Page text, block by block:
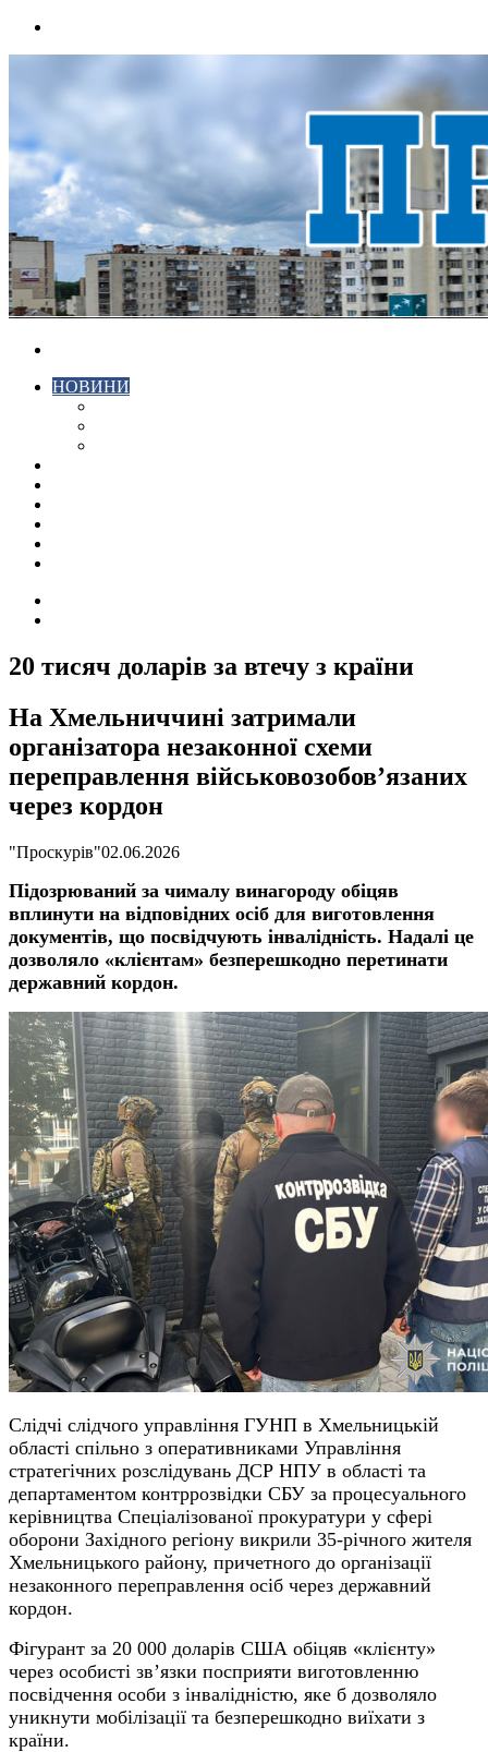
НОВИНИ
20 тисяч доларів за втечу з країни
На Хмельниччині затримали
організатора незаконної схеми
переправлення військовозобов’язаних
через кордон
"Проскурів"02.06.2026
Підозрюваний за чималу винагороду обіцяв
вплинути на відповідних осіб для виготовлення
документів, що посвідчують інвалідність. Надалі це
дозволяло «клієнтам» безперешкодно перетинати
державний кордон.
Слідчі слідчого управління ГУНП в Хмельницькій
області спільно з оперативниками Управління
стратегічних розслідувань ДСР НПУ в області та
департаментом контррозвідки СБУ за процесуального
керівництва Спеціалізованої прокуратури у сфері
оборони Західного регіону викрили 35-річного жителя
Хмельницького району, причетного до організації
незаконного переправлення осіб через державний
кордон.
Фігурант за 20 000 доларів США обіцяв «клієнту»
через особисті зв’язки посприяти виготовленню
посвідчення особи з інвалідністю, яке б дозволяло
уникнути мобілізації та безперешкодно виїхати з
країни.